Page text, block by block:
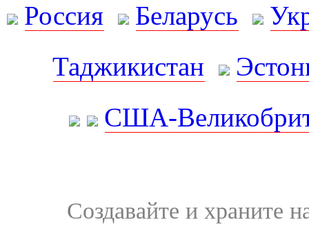
Россия Беларусь
Таджикистан
США-
Создавайте и храните